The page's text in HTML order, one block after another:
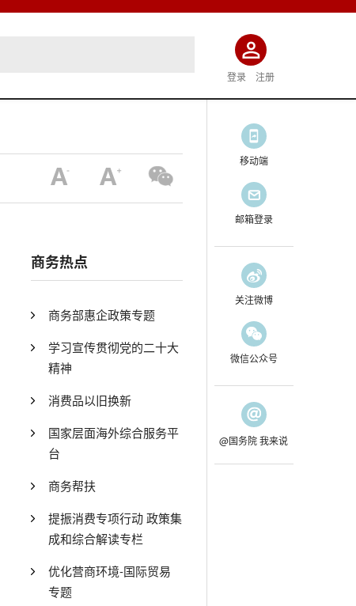
登录 注册
商务热点
商务部惠企政策专题
学习宣传贯彻党的二十大
精神
消费品以旧换新
国家层面海外综合服务平
台
商务帮扶
提振消费专项行动 政策集
成和综合解读专栏
优化营商环境-国际贸易
专题
移动端
邮箱登录
关注微博
微信公众号
@国务院 我来说